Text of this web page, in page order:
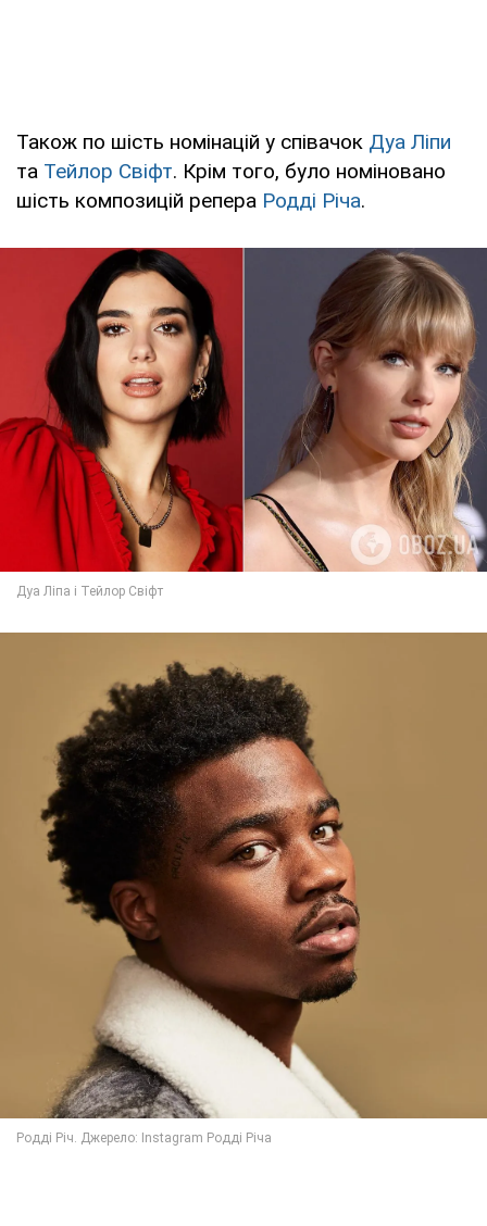
Також по шість номінацій у співачок Дуа Ліпи
та Тейлор Свіфт. Крім того, було номіновано
шість композицій репера Родді Річа.